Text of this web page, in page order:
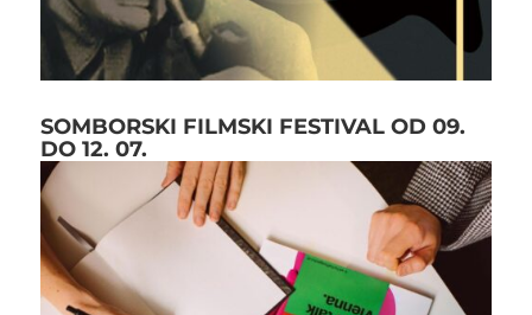
SOMBORSKI FILMSKI FESTIVAL OD 09.
DO 12. 07.